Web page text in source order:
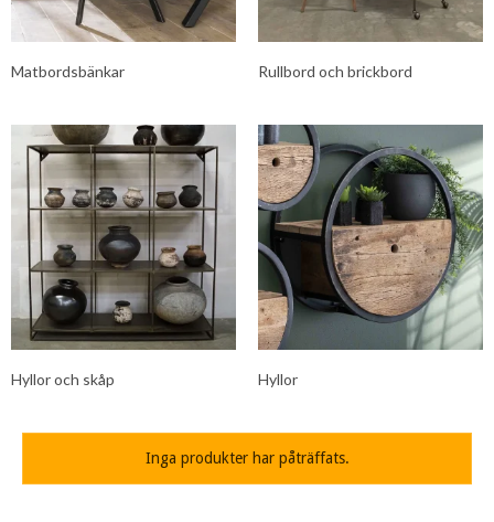
Matbordsbänkar Rullbord och brickbord
Hyllor och skåp Hyllor
Inga produkter har påträffats.